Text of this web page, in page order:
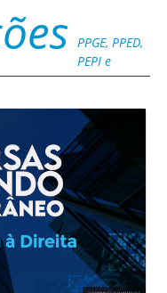
PPGE, PPED,
PEPI e